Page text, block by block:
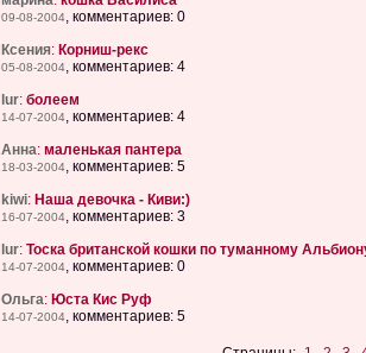
09-08-2004, комментариев: 0
Ксения: Корниш-рекс
05-08-2004, комментариев: 4
lur: болеем
14-07-2004, комментариев: 4
Анна: маленькая пантера
18-03-2004, комментариев: 5
kiwi: Наша девочка - Киви:)
16-07-2004, комментариев: 3
lur: Тоска британской кошки по туманному
14-07-2004, комментариев: 0
Ольга: Юста Кис Руф
14-07-2004, комментариев: 5